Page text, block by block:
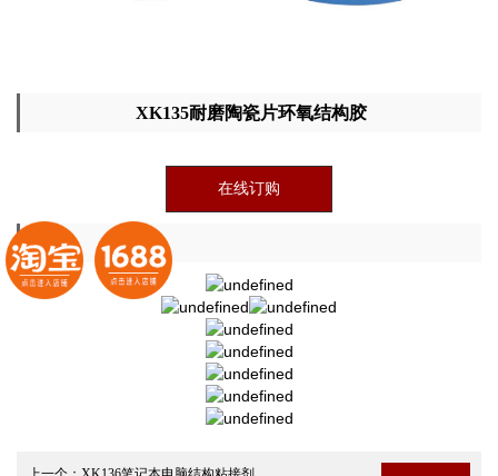
XK135耐磨陶瓷片环氧结构胶
在线订购
详情